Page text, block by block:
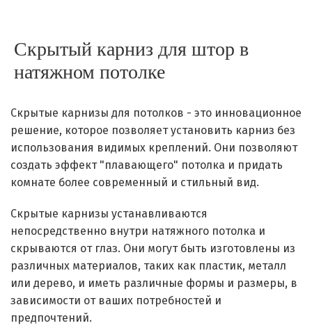
Скрытый карниз для штор в
натяжном потолке
Скрытые карнизы для потолков - это инновационное
решение, которое позволяет установить карниз без
использования видимых креплений. Они позволяют
создать эффект "плавающего" потолка и придать
комнате более современный и стильный вид.
Скрытые карнизы устанавливаются
непосредственно внутри натяжного потолка и
скрываются от глаз. Они могут быть изготовлены из
различных материалов, таких как пластик, металл
или дерево, и иметь различные формы и размеры, в
зависимости от ваших потребностей и
предпочтений.